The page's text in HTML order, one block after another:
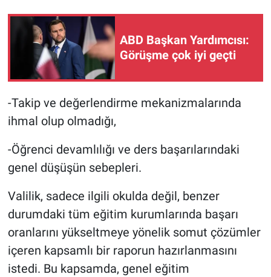
ABD Başkan Yardımcısı:
Görüşme çok iyi geçti
-Takip ve değerlendirme mekanizmalarında
ihmal olup olmadığı,
-Öğrenci devamlılığı ve ders başarılarındaki
genel düşüşün sebepleri.
Valilik, sadece ilgili okulda değil, benzer
durumdaki tüm eğitim kurumlarında başarı
oranlarını yükseltmeye yönelik somut çözümler
içeren kapsamlı bir raporun hazırlanmasını
istedi. Bu kapsamda, genel eğitim
Sağlık
Spor
Türkiye'nin Geleceği
Türkiye'nin Gündemi
Yerel Yaşam
Canlı Yayın